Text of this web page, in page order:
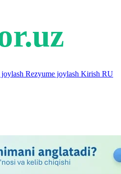
Rezyume joylash Kirish RU